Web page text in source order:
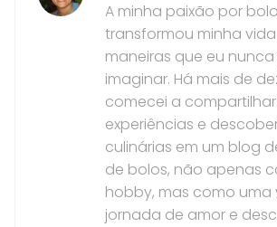
A minha paixão por
transformou minha
maneiras que eu
imaginar. Há mais de
comecei a
experiências e
culinárias em um blog
de bolos, não apenas
hobby, mas como uma
jornada de amor e